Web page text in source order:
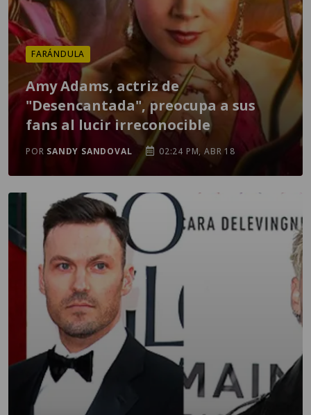
FARÁNDULA
Amy Adams, actriz de
"Desencantada", preocupa a sus
fans al lucir irreconocible
POR SANDY SANDOVAL 02:24 PM, ABR 18